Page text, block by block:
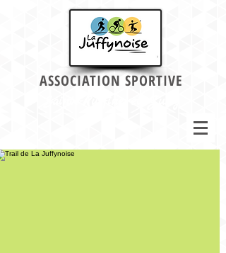
ASSOCIATION SPORTIVE